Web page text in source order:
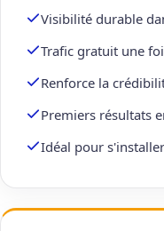
Visibilité durable
Trafic gratuit une
Renforce la
Premiers résultats
Idéal pour